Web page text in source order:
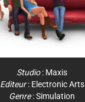
Studio: Maxis
Editeur: Electronic Arts
Genre:Simulation